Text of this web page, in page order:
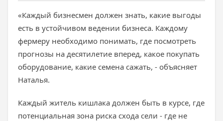
«Каждый бизнесмен должен знать, какие выгоды
есть в устойчивом ведении бизнеса. Каждому
фермеру необходимо понимать, где посмотреть
прогнозы на десятилетие вперед, какое покупать
оборудование, какие семена сажать, - объясняет
Наталья.
Каждый житель кишлака должен быть в курсе, где
потенциальная зона риска схода сели - где не